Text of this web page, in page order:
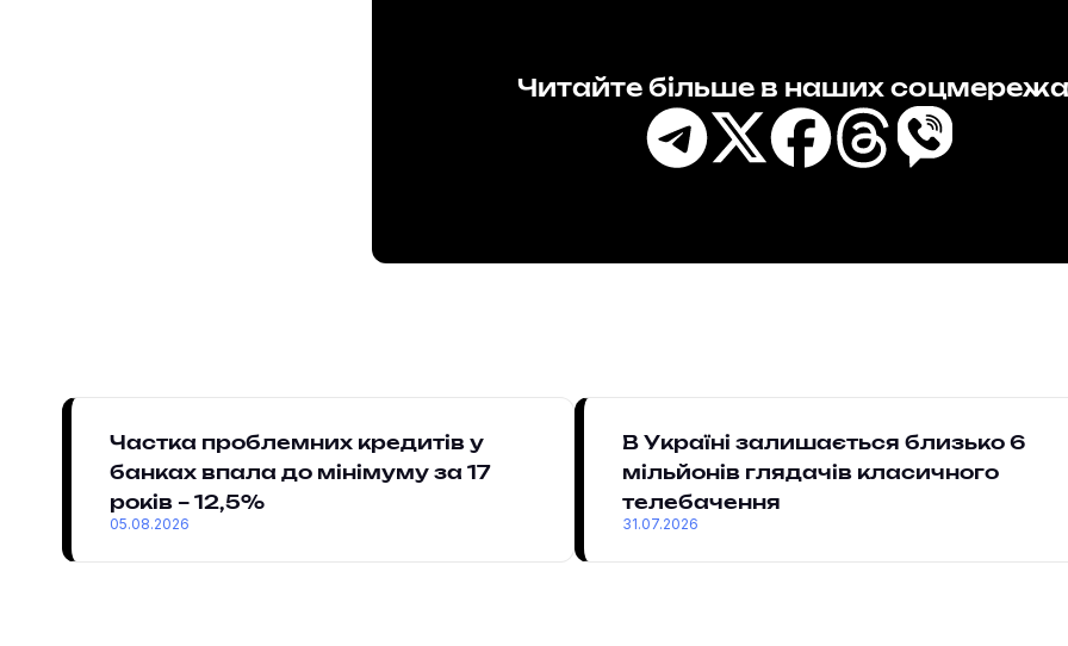
Читайте більше в наших
Частка проблемних кредитів у
банках впала до мінімуму за 17
років – 12,5%
05.08.2026
В Україні залишається близько 6
мільйонів глядачів класичного
телебачення
31.07.2026